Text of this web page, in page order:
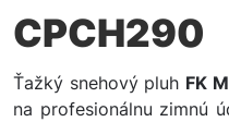
CPCH290
Ťažký snehový pluh FK
na profesionálnu zimnú